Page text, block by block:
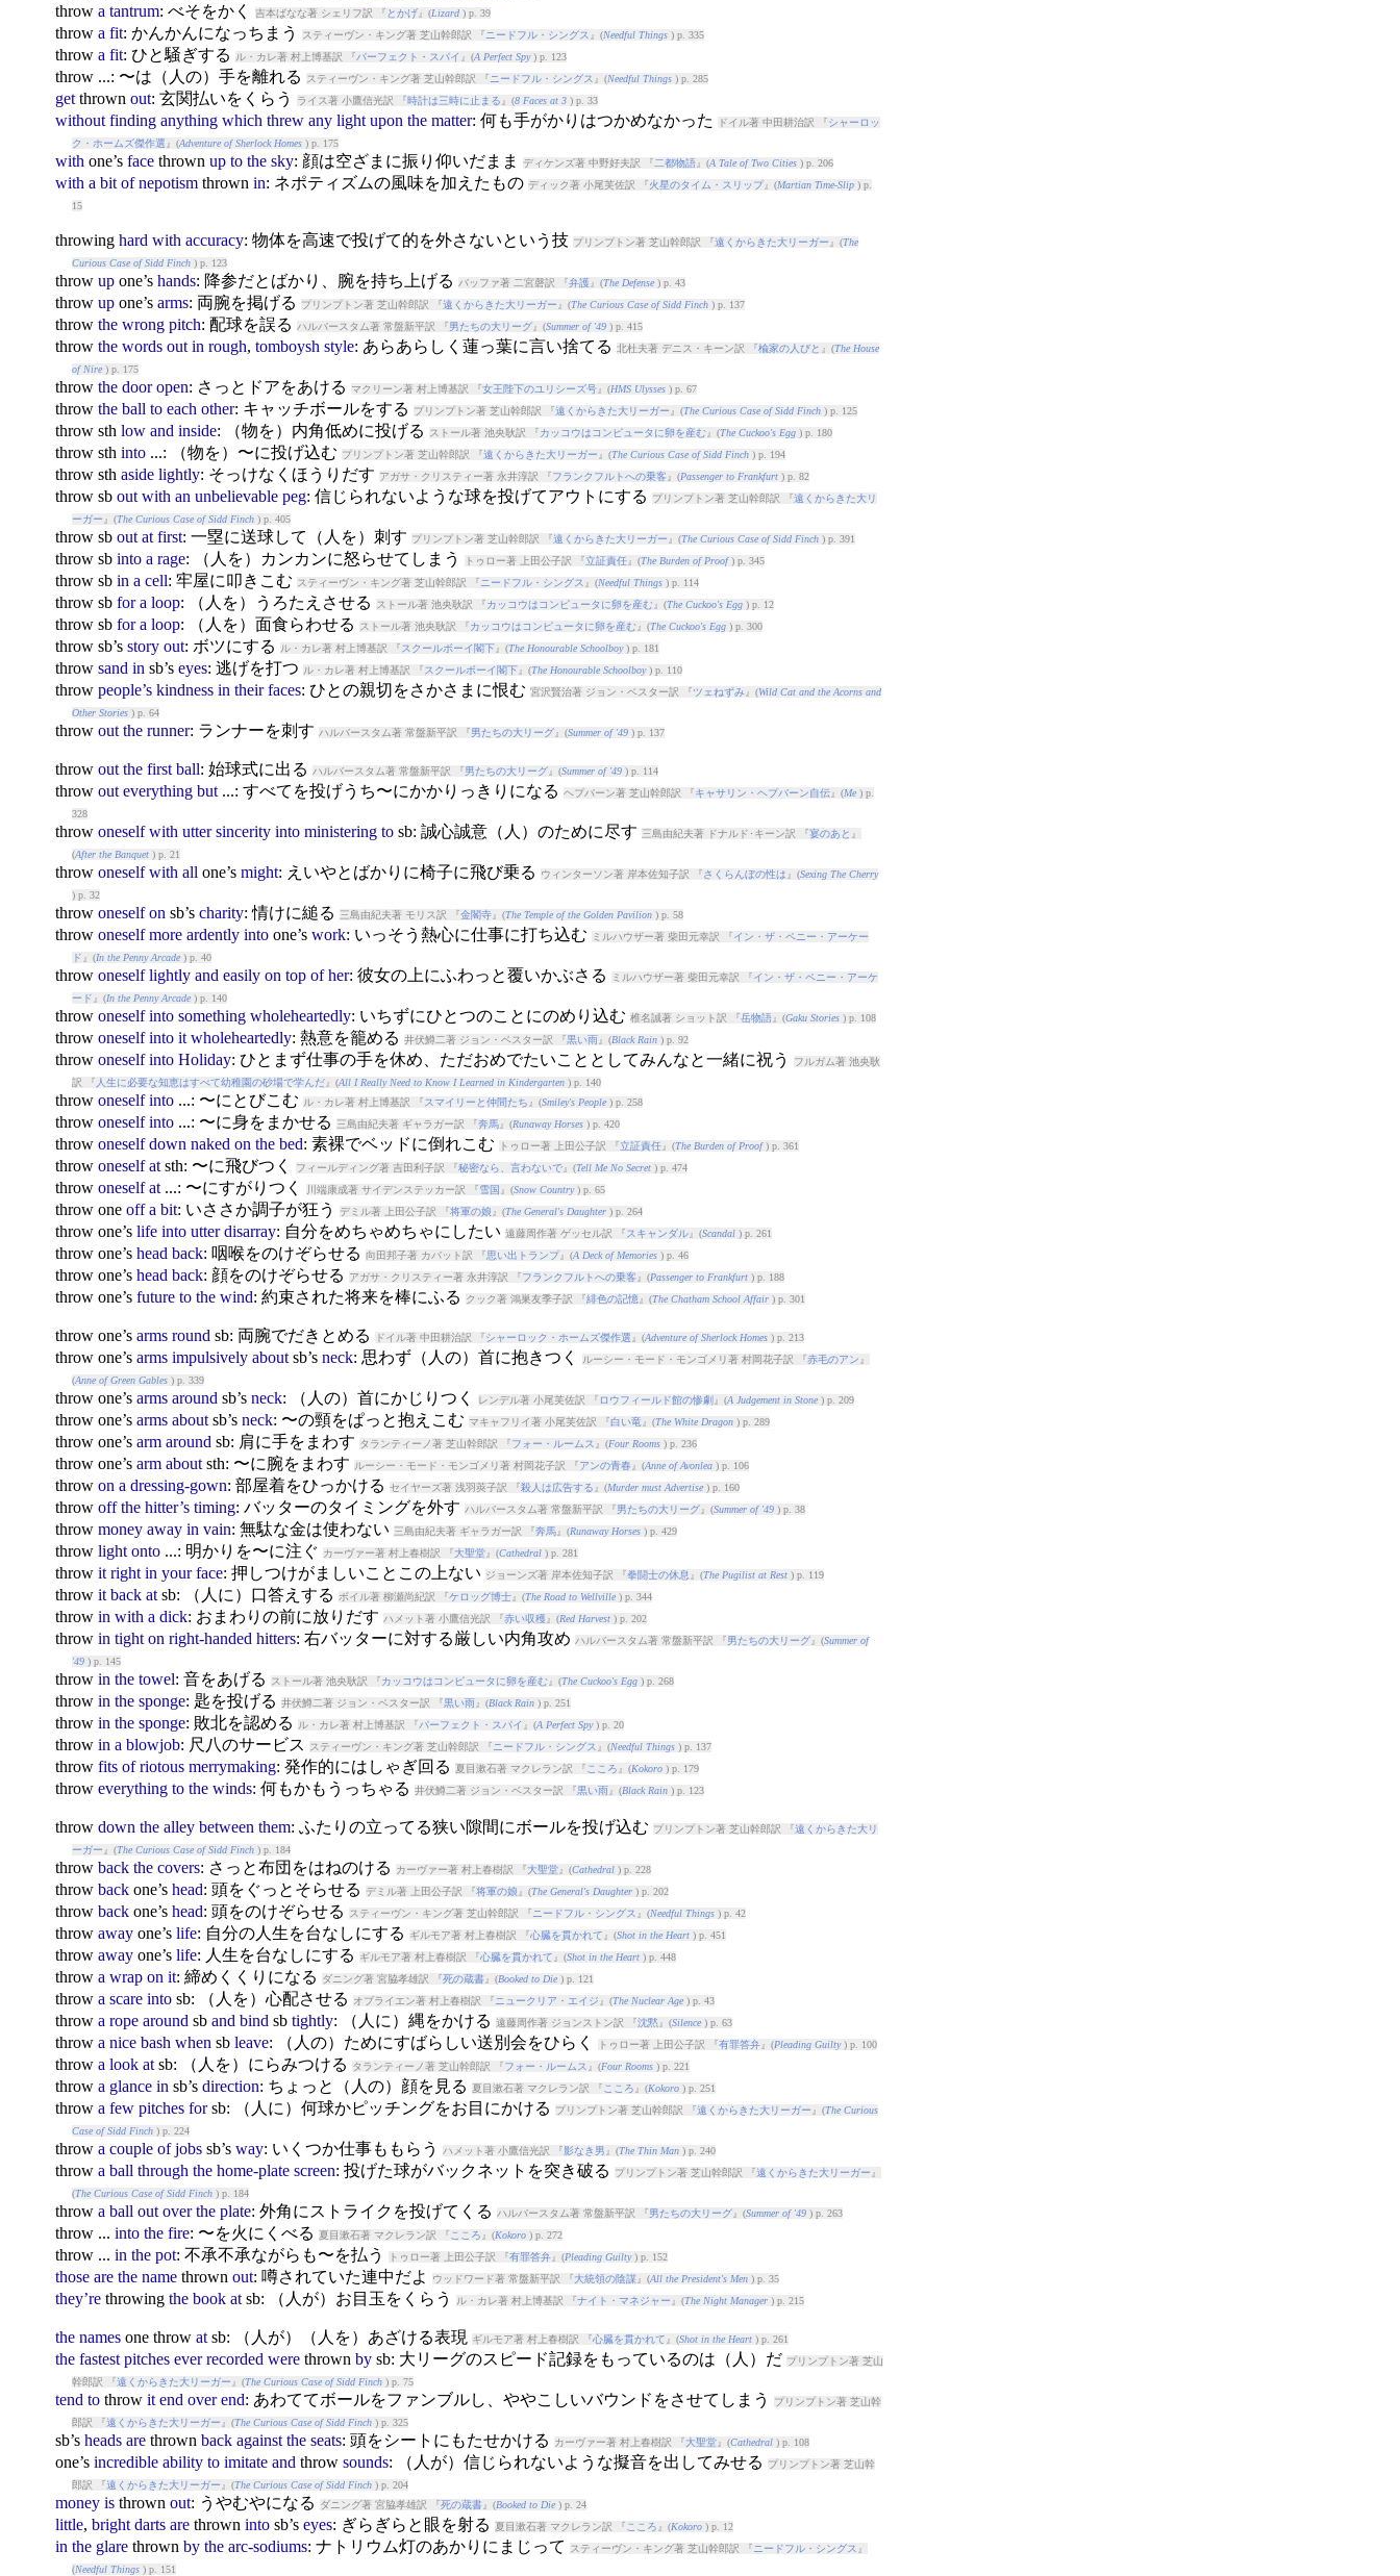
throw a tantrum: べそをかく 吉本ばなな著 シェリフ訳 『 とかげ』(Lizard) p. 39
throw a fit: かんかんになっちまう スティーヴン・キング著 芝山幹郎訳 『 ニードフル・シングス 』(Needful Things) p. 335
throw a fit: ひと騒ぎする ル・カレ著 村上博基訳 『パーフェクト・スパイ 』(A Perfect Spy) p. 123
throw...: 〜は（人の）手を離れる スティーヴン・キング著 芝山幹郎訳 『 ニードフル・シングス 』(Needful Things) p. 285
get thrown out: 玄関払いをくらう ライス著 小鷹信光訳 『時計は三時に止まる 』(8 Faces at 3) p. 33
without finding anything which threw any light upon the matter: 何も手がかりはつかめなかった ドイル著 中田耕治訳 『シャーロッ
ク・ホームズ傑作選 』(Adventure of Sherlock Homes) p. 175
with one’s face thrown up to the sky: 顔は空ざまに振り仰いだまま ディケンズ著 中野好夫訳 『二都物語』(A Tale of Two Cities) p. 206
with a bit of nepotism thrown in: ネポティズムの風味を加えたもの ディック著 小尾芙佐訳 『火星のタイム・スリップ』(Martian Time-Slip) p.
15
throwing hard with accuracy: 物体を高速で投げて的を外さないという技 プリンプトン著 芝山幹郎訳 『遠くからきた大リーガー 』(The
Curious Case of Sidd Finch) p. 123
throw upone’s hands: 降参だとばかり、腕を持ち上げる バッファ著 二宮磬訳 『弁護』(The Defense) p. 43
throw upone’s arms: 両腕を掲げる プリンプトン著 芝山幹郎訳 『遠くからきた大リーガー 』(The Curious Case of Sidd Finch) p. 137
throw the wrong pitch: 配球を誤る ハルバースタム著 常盤新平訳 『男たちの大リーグ』(Summer of '49) p. 415
throw the words out in rough, tomboysh style: あらあらしく蓮っ葉に言い捨てる 北杜夫著 デニス・キーン訳 『楡家の人びと 』(The House
of Nire) p. 175
throw the door open: さっとドアをあける マクリーン著 村上博基訳 『女王陛下のユリシーズ号』(HMS Ulysses) p. 67
throw the ball to each other: キャッチボールをする プリンプトン著 芝山幹郎訳 『遠くからきた大リーガー 』(The Curious Case of Sidd Finch) p. 125
throwsth low and inside: （物を）内角低めに投げる ストール著 池央耿訳 『カッコウはコンピュータに卵を産む』(The Cuckoo's Egg) p. 180
throwsth into...: （物を）〜に投げ込む プリンプトン著 芝山幹郎訳 『遠くからきた大リーガー 』(The Curious Case of Sidd Finch) p. 194
throwsth aside lightly: そっけなくほうりだす アガサ・クリスティー著 永井淳訳 『フランクフルトへの乗客 』(Passenger to Frankfurt) p. 82
throwsb out with an unbelievable peg: 信じられないような球を投げてアウトにする プリンプトン著 芝山幹郎訳 『遠くからきた大リ
ーガー 』(The Curious Case of Sidd Finch) p. 405
throwsb out at first: 一塁に送球して（人を）刺す プリンプトン著 芝山幹郎訳 『遠くからきた大リーガー 』(The Curious Case of Sidd Finch) p. 391
throwsb into a rage: （人を）カンカンに怒らせてしまう トゥロー著 上田公子訳 『立証責任』(The Burden of Proof) p. 345
throwsb in a cell: 牢屋に叩きこむ スティーヴン・キング著 芝山幹郎訳 『 ニードフル・シングス 』(Needful Things) p. 114
throwsb for a loop: （人を）うろたえさせる ストール著 池央耿訳 『カッコウはコンピュータに卵を産む』(The Cuckoo's Egg) p. 12
throwsb for a loop: （人を）面食らわせる ストール著 池央耿訳 『カッコウはコンピュータに卵を産む』(The Cuckoo's Egg) p. 300
throwsb’s story out: ボツにする ル・カレ著 村上博基訳 『スクールボーイ閣下』(The Honourable Schoolboy) p. 181
throw sand in sb’s eyes: 逃げを打つ ル・カレ著 村上博基訳 『スクールボーイ閣下』(The Honourable Schoolboy) p. 110
throw people’s kindness in their faces: ひとの親切をさかさまに恨む 宮沢賢治著 ジョン・ベスター訳 『ツェねずみ』(Wild Cat and the Acorns and
Other Stories) p. 64
throw out the runner: ランナーを刺す ハルバースタム著 常盤新平訳 『男たちの大リーグ』(Summer of '49) p. 137
throw out the first ball: 始球式に出る ハルバースタム著 常盤新平訳 『男たちの大リーグ』(Summer of '49) p. 114
throw out everything but...: すべてを投げうち〜にかかりっきりになる ヘプバーン著 芝山幹郎訳 『キャサリン・ヘプバーン自伝』(Me) p.
328
throw oneself with utter sincerity into ministering tosb: 誠心誠意（人）のために尽す 三島由紀夫著 ドナルド･キーン訳 『宴のあと 』
(After the Banquet) p. 21
throw oneself with all one’s might: えいやとばかりに椅子に飛び乗る ウィンターソン著 岸本佐知子訳 『さくらんぼの性は 』(Sexing The Cherry
) p. 32
throw oneself on sb’s charity: 情けに縋る 三島由紀夫著 モリス訳 『金閣寺』(The Temple of the Golden Pavilion) p. 58
throw oneself more ardently intoone’s work: いっそう熱心に仕事に打ち込む ミルハウザー著 柴田元幸訳 『イン・ザ・ペニー・アーケー
ド 』(In the Penny Arcade) p. 40
throw oneself lightly and easily on top of her: 彼女の上にふわっと覆いかぶさる ミルハウザー著 柴田元幸訳 『イン・ザ・ペニー・アーケ
ード 』(In the Penny Arcade) p. 140
throw oneself into something wholeheartedly: いちずにひとつのことにのめり込む 椎名誠著 ショット訳 『岳物語』(Gaku Stories) p. 108
throw oneself into it wholeheartedly: 熱意を籠める 井伏鱒二著 ジョン・ベスター訳 『黒い雨』(Black Rain) p. 92
throw oneself into Holiday: ひとまず仕事の手を休め、ただおめでたいこととしてみんなと一緒に祝う
フルガム著 池央耿
訳 『 人生に必要な知恵はすべて幼稚園の砂場で学んだ』(All I Really Need to Know I Learned in Kindergarten) p. 140
throw oneself into...: 〜にとびこむ ル・カレ著 村上博基訳 『スマイリーと仲間たち 』(Smiley's People) p. 258
throw oneself into...: 〜に身をまかせる 三島由紀夫著 ギャラガー訳 『奔馬』(Runaway Horses) p. 420
throw oneself down naked on the bed: 素裸でベッドに倒れこむ トゥロー著 上田公子訳 『立証責任』(The Burden of Proof) p. 361
throw oneself atsth: 〜に飛びつく フィールディング著 吉田利子訳 『秘密なら、言わないで』(Tell Me No Secret) p. 474
throw oneself at...: 〜にすがりつく 川端康成著 サイデンステッカー訳 『雪国 』(Snow Country) p. 65
throwone off a bit: いささか調子が狂う デミル著 上田公子訳 『将軍の娘 』(The General's Daughter) p. 264
throwone’s life into utter disarray: 自分をめちゃめちゃにしたい 遠藤周作著 ゲッセル訳 『スキャンダル』(Scandal) p. 261
throwone’s head back: 咽喉をのけぞらせる 向田邦子著 カバット訳 『思い出トランプ』(A Deck of Memories) p. 46
throwone’s head back: 顔をのけぞらせる アガサ・クリスティー著 永井淳訳 『フランクフルトへの乗客 』(Passenger to Frankfurt) p. 188
throwone’s future to the wind: 約束された将来を棒にふる クック著 鴻巣友季子訳 『緋色の記憶』(The Chatham School Affair) p. 301
throwone’s arms round sb: 両腕でだきとめる ドイル著 中田耕治訳 『シャーロック・ホームズ傑作選 』(Adventure of Sherlock Homes) p. 213
throwone’s arms impulsively aboutsb’s neck: 思わず（人の）首に抱きつく ルーシー・モード・モンゴメリ著 村岡花子訳 『赤毛のアン 』
(Anne of Green Gables) p. 339
throwone’s arms around sb’s neck: （人の）首にかじりつく レンデル著 小尾芙佐訳 『 ロウフィールド館の惨劇 』(A Judgement in Stone) p. 209
throwone’s arms aboutsb’s neck: 〜の頸をぱっと抱えこむ マキャフリイ著 小尾芙佐訳 『白い竜 』(The White Dragon) p. 289
throwone’s arm around sb: 肩に手をまわす タランティーノ著 芝山幹郎訳 『フォー・ルームス 』(Four Rooms) p. 236
throwone’s arm aboutsth: 〜に腕をまわす ルーシー・モード・モンゴメリ著 村岡花子訳 『アンの青春 』(Anne of Avonlea) p. 106
throw on a dressing-gown: 部屋着をひっかける セイヤーズ著 浅羽莢子訳 『殺人は広告する 』(Murder must Advertise) p. 160
throw off the hitter’s timing: バッターのタイミングを外す ハルバースタム著 常盤新平訳 『男たちの大リーグ』(Summer of '49) p. 38
throw money away in vain: 無駄な金は使わない 三島由紀夫著 ギャラガー訳 『奔馬』(Runaway Horses) p. 429
throw light onto...: 明かりを〜に注ぐ カーヴァー著 村上春樹訳 『大聖堂』(Cathedral) p. 281
throw it right in your face: 押しつけがましいことこの上ない ジョーンズ著 岸本佐知子訳 『拳闘士の休息 』(The Pugilist at Rest) p. 119
throw it back atsb: （人に）口答えする ボイル著 柳瀬尚紀訳 『ケロッグ博士』(The Road to Wellville) p. 344
throw in with a dick: おまわりの前に放りだす ハメット著 小鷹信光訳 『赤い収穫 』(Red Harvest) p. 202
throw in tight on right-handed hitters: 右バッターに対する厳しい内角攻め ハルバースタム著 常盤新平訳 『男たちの大リーグ』(Summer of
'49) p. 145
throw in the towel: 音をあげる ストール著 池央耿訳 『カッコウはコンピュータに卵を産む』(The Cuckoo's Egg) p. 268
throw in the sponge: 匙を投げる 井伏鱒二著 ジョン・ベスター訳 『黒い雨』(Black Rain) p. 251
throw in the sponge: 敗北を認める ル・カレ著 村上博基訳 『パーフェクト・スパイ 』(A Perfect Spy) p. 20
throw in a blowjob: 尺八のサービス スティーヴン・キング著 芝山幹郎訳 『 ニードフル・シングス 』(Needful Things) p. 137
throw fits of riotous merrymaking: 発作的にはしゃぎ回る 夏目漱石著 マクレラン訳 『 こころ 』(Kokoro) p. 179
throw everything to the winds: 何もかもうっちゃる 井伏鱒二著 ジョン・ベスター訳 『黒い雨』(Black Rain) p. 123
throw down the alley between them: ふたりの立ってる狭い隙間にボールを投げ込む プリンプトン著 芝山幹郎訳 『遠くからきた大リ
ーガー 』(The Curious Case of Sidd Finch) p. 184
throw back the covers: さっと布団をはねのける カーヴァー著 村上春樹訳 『大聖堂』(Cathedral) p. 228
throw backone’s head: 頭をぐっとそらせる デミル著 上田公子訳 『将軍の娘 』(The General's Daughter) p. 202
throw backone’s head: 頭をのけぞらせる スティーヴン・キング著 芝山幹郎訳 『 ニードフル・シングス 』(Needful Things) p. 42
throw awayone’s life: 自分の人生を台なしにする ギルモア著 村上春樹訳 『心臓を貫かれて 』(Shot in the Heart) p. 451
throw awayone’s life: 人生を台なしにする ギルモア著 村上春樹訳 『心臓を貫かれて 』(Shot in the Heart) p. 448
throw a wrap on it: 締めくくりになる ダニング著 宮脇孝雄訳 『死の蔵書』(Booked to Die) p. 121
throw a scare intosb: （人を）心配させる オブライエン著 村上春樹訳 『 ニュークリア・エイジ 』(The Nuclear Age) p. 43
throw a rope around sb and bind sb tightly: （人に）縄をかける 遠藤周作著 ジョンストン訳 『沈黙』(Silence) p. 63
throw a nice bash when sb leave: （人の）ためにすばらしい送別会をひらく トゥロー著 上田公子訳 『有罪答弁』(Pleading Guilty) p. 100
throw a look atsb: （人を）にらみつける タランティーノ著 芝山幹郎訳 『フォー・ルームス 』(Four Rooms) p. 221
throw a glance in sb’s direction: ちょっと（人の）顔を見る 夏目漱石著 マクレラン訳 『 こころ 』(Kokoro) p. 251
throw a few pitches forsb: （人に）何球かピッチングをお目にかける プリンプトン著 芝山幹郎訳 『遠くからきた大リーガー 』(The Curious
Case of Sidd Finch) p. 224
throw a couple of jobssb’s way: いくつか仕事ももらう ハメット著 小鷹信光訳 『影なき男 』(The Thin Man) p. 240
throw a ball through the home-plate screen: 投げた球がバックネットを突き破る プリンプトン著 芝山幹郎訳 『遠くからきた大リーガー 』
(The Curious Case of Sidd Finch) p. 184
throw a ball out over the plate: 外角にストライクを投げてくる ハルバースタム著 常盤新平訳 『男たちの大リーグ』(Summer of '49) p. 263
throw... into the fire: 〜を火にくべる 夏目漱石著 マクレラン訳 『 こころ 』(Kokoro) p. 272
throw... in the pot: 不承不承ながらも〜を払う トゥロー著 上田公子訳 『有罪答弁』(Pleading Guilty) p. 152
those are the name thrown out: 噂されていた連中だよ ウッドワード著 常盤新平訳 『大統領の陰謀』(All the President's Men) p. 35
they’re throwing the book atsb: （人が）お目玉をくらう ル・カレ著 村上博基訳 『ナイト・マネジャー 』(The Night Manager) p. 215
the namesone throw atsb: （人が）（人を）あざける表現 ギルモア著 村上春樹訳 『心臓を貫かれて 』(Shot in the Heart) p. 261
the fastest pitches ever recorded were thrown bysb: 大リーグのスピード記録をもっているのは（人）だ プリンプトン著 芝山
幹郎訳 『遠くからきた大リーガー 』(The Curious Case of Sidd Finch) p. 75
tend to throw it end over end: あわててボールをファンブルし、ややこしいバウンドをさせてしまう
プリンプトン著 芝山幹
郎訳 『遠くからきた大リーガー 』(The Curious Case of Sidd Finch) p. 325
sb’s heads are thrown back against the seats: 頭をシートにもたせかける カーヴァー著 村上春樹訳 『大聖堂』(Cathedral) p. 108
one’s incredible ability to imitate and throw sounds: （人が）信じられないような擬音を出してみせる
プリンプトン著 芝山幹
郎訳 『遠くからきた大リーガー 』(The Curious Case of Sidd Finch) p. 204
money is thrown out: うやむやになる ダニング著 宮脇孝雄訳 『死の蔵書』(Booked to Die) p. 24
little, bright darts are thrown intosb’s eyes: ぎらぎらと眼を射る 夏目漱石著 マクレラン訳 『 こころ 』(Kokoro) p. 12
in the glare thrown by the arc-sodiums: ナトリウム灯のあかりにまじって スティーヴン・キング著 芝山幹郎訳 『 ニードフル・シングス 』
(Needful Things) p. 151